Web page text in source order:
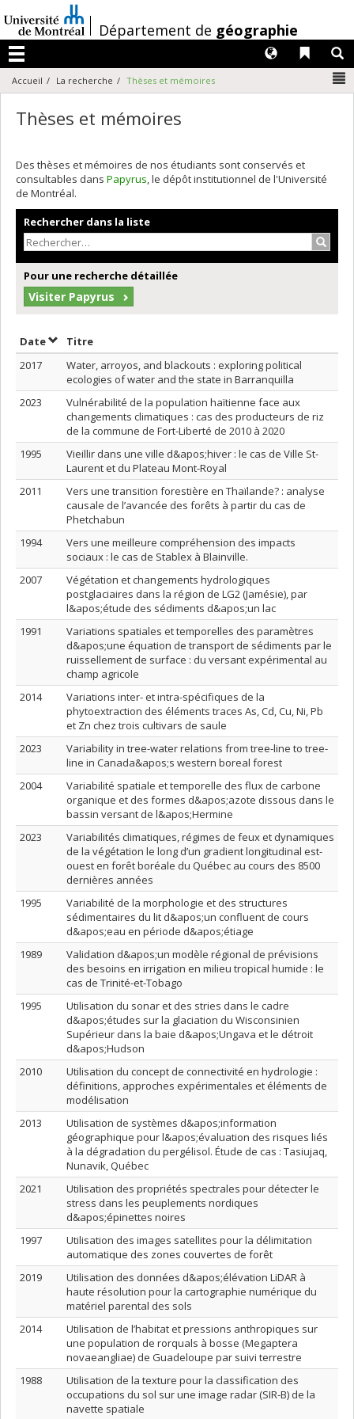
au
contenu
/Département de géographie
Menu
Liens
Langues
Accueil La recherche Thèses et mémoires
Thèses et mémoires
Des thèses et mémoires de nos étudiants sont conservés et
consultables dans Papyrus, le dépôt institutionnel de l'Université
de Montréal.
Rechercher dans la liste
Pour une recherche détaillée
Visiter Papyrus
DateTrier par date en ordre décroissant
Titre
2017
Water, arroyos, and blackouts : exploring political
ecologies of water and the state in Barranquilla
2023
Vulnérabilité de la population haïtienne face aux
changements climatiques : cas des producteurs de riz
de la commune de Fort-Liberté de 2010 à 2020
1995
Vieillir dans une ville d&apos;hiver : le cas de Ville St-
Laurent et du Plateau Mont-Royal
2011
Vers une transition forestière en Thaïlande? : analyse
causale de l’avancée des forêts à partir du cas de
Phetchabun
1994
Vers une meilleure compréhension des impacts
sociaux : le cas de Stablex à Blainville.
2007
Végétation et changements hydrologiques
postglaciaires dans la région de LG2 (Jamésie), par
l&apos;étude des sédiments d&apos;un lac
1991
Variations spatiales et temporelles des paramètres
d&apos;une équation de transport de sédiments par le
ruissellement de surface : du versant expérimental au
champ agricole
2014
Variations inter- et intra-spécifiques de la
phytoextraction des éléments traces As, Cd, Cu, Ni, Pb
et Zn chez trois cultivars de saule
2023
Variability in tree-water relations from tree-line to tree-
line in Canada&apos;s western boreal forest
2004
Variabilité spatiale et temporelle des flux de carbone
organique et des formes d&apos;azote dissous dans le
bassin versant de l&apos;Hermine
2023
Variabilités climatiques, régimes de feux et dynamiques
de la végétation le long d’un gradient longitudinal est-
ouest en forêt boréale du Québec au cours des 8500
dernières années
1995
Variabilité de la morphologie et des structures
sédimentaires du lit d&apos;un confluent de cours
d&apos;eau en période d&apos;étiage
1989
Validation d&apos;un modèle régional de prévisions
des besoins en irrigation en milieu tropical humide : le
cas de Trinité-et-Tobago
1995
Utilisation du sonar et des stries dans le cadre
d&apos;études sur la glaciation du Wisconsinien
Supérieur dans la baie d&apos;Ungava et le détroit
d&apos;Hudson
2010
Utilisation du concept de connectivité en hydrologie :
définitions, approches expérimentales et éléments de
modélisation
2013
Utilisation de systèmes d&apos;information
géographique pour l&apos;évaluation des risques liés
à la dégradation du pergélisol. Étude de cas : Tasiujaq,
Nunavik, Québec
2021
Utilisation des propriétés spectrales pour détecter le
stress dans les peuplements nordiques
d&apos;épinettes noires
1997
Utilisation des images satellites pour la délimitation
automatique des zones couvertes de forêt
2019
Utilisation des données d&apos;élévation LiDAR à
haute résolution pour la cartographie numérique du
matériel parental des sols
2014
Utilisation de l’habitat et pressions anthropiques sur
une population de rorquals à bosse (Megaptera
novaeangliae) de Guadeloupe par suivi terrestre
1988
Utilisation de la texture pour la classification des
occupations du sol sur une image radar (SIR-B) de la
navette spatiale